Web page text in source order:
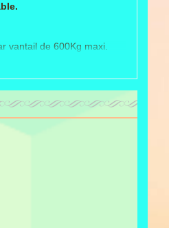
vantail de 600Kg maxi.